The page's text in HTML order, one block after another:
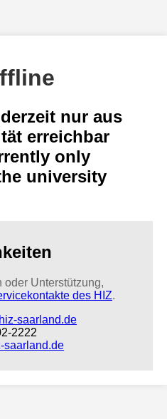
nur aus
erreichbar
only
university
oder Unterstützung,
des HIZ.
saarland.de
2222
saarland.de